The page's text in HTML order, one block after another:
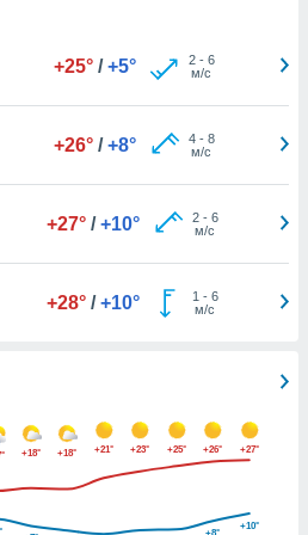
+25° / +5° 2- 6
м/с
+26° / +8° 4- 8
м/с
+27° / +10° 2- 6
м/с
+28° / +10° 1 - 6
м/с
+18° +18° +21° +23° +25° +26° +27°
+10°